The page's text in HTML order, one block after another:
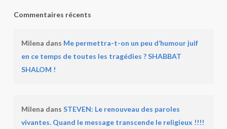
Commentaires récents
Milena dans Me permettra-t-on un peu d’humour juif
en ce temps de toutes les tragédies ? SHABBAT
SHALOM !
Milena dans STEVEN: Le renouveau des paroles
vivantes. Quand le message transcende le religieux !!!!